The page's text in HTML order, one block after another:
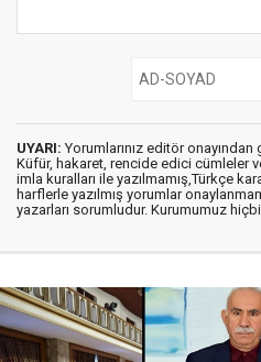
UYARI: Yorumlarınız editör
Küfür, hakaret, rencide edici cümleler
imla kuralları ile yazılmamış,Türkçe
harflerle yazılmış yorumlar
yazarları sorumludur. Kurumumuz